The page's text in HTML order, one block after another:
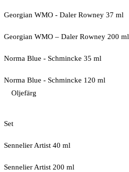
Georgian WMO - Daler Rowney 37 ml
Georgian WMO – Daler Rowney 200 ml
Norma Blue - Schmincke 35 ml
Norma Blue - Schmincke 120 ml
Oljefärg
Set
Sennelier Artist 40 ml
Sennelier Artist 200 ml